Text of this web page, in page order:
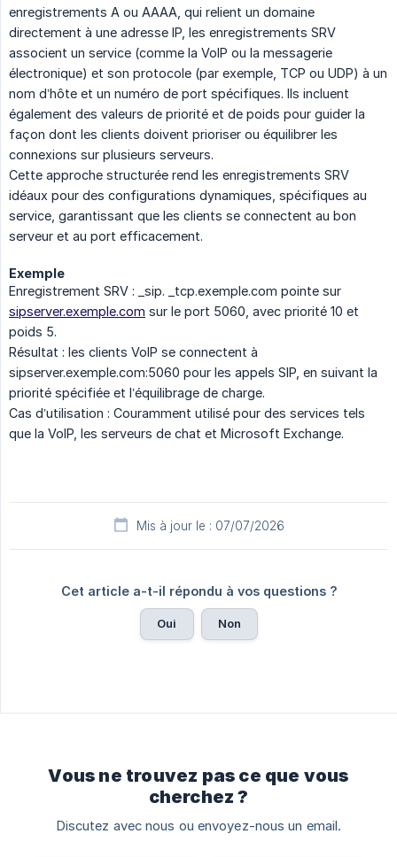
enregistrements A ou AAAA, qui relient un domaine
directement à une adresse IP, les enregistrements SRV
associent un service (comme la VoIP ou la messagerie
électronique) et son protocole (par exemple, TCP ou UDP) à un
nom d’hôte et un numéro de port spécifiques. Ils incluent
également des valeurs de priorité et de poids pour guider la
façon dont les clients doivent prioriser ou équilibrer les
connexions sur plusieurs serveurs.
Cette approche structurée rend les enregistrements SRV
idéaux pour des configurations dynamiques, spécifiques au
service, garantissant que les clients se connectent au bon
serveur et au port efficacement.
Exemple
Enregistrement SRV : _sip. _tcp.exemple.com pointe sur
sipserver.exemple.com sur le port 5060, avec priorité 10 et
poids 5.
Résultat : les clients VoIP se connectent à
sipserver.exemple.com:5060 pour les appels SIP, en suivant la
priorité spécifiée et l’équilibrage de charge.
Cas d’utilisation : Couramment utilisé pour des services tels
que la VoIP, les serveurs de chat et Microsoft Exchange.
Mis à jour le : 07/07/2026
Cet article a-t-il répondu à vos questions ?
Oui Non
Vous ne trouvez pas ce que vous
cherchez ?
Discutez avec nous ou envoyez-nous un email.